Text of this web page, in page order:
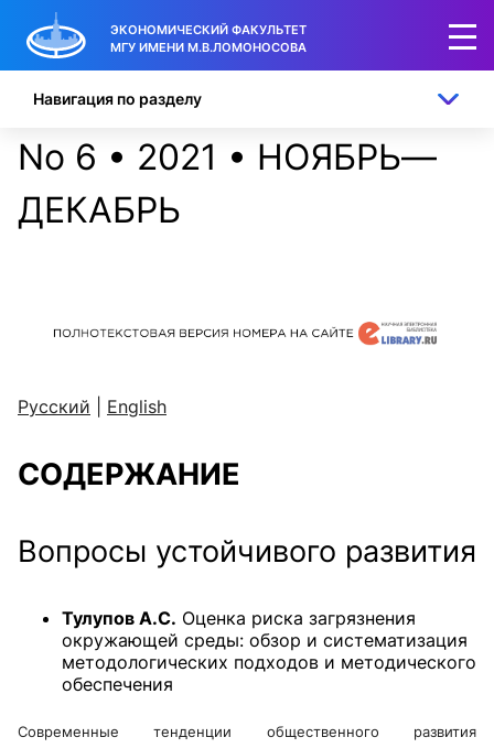
ЭКОНОМИЧЕСКИЙ ФАКУЛЬТЕТ
МГУ ИМЕНИ М.В.ЛОМОНОСОВА
No 6 • 2021 • НОЯБРЬ—
ДЕКАБРЬ
Навигация по разделу
Русский English
СОДЕРЖАНИЕ
Вопросы устойчивого развития
Тулупов А.С. Оценка риска загрязнения
окружающей среды: обзор и систематизация
методологических подходов и методического
обеспечения
Современные тенденции общественного развития